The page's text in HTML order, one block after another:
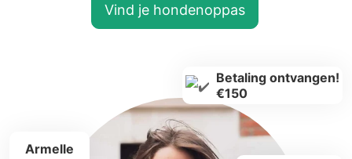
Vind je hondenoppas
Armelle
Betaling ontvangen!
€150